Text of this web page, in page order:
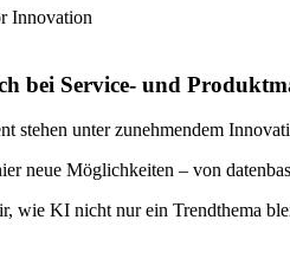
Innovation
bei Service- und
stehen unter zunehmendem
neue Möglichkeiten – von
wie KI nicht nur ein Trendthema